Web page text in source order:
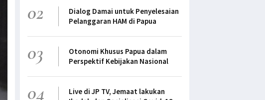
02
Dialog Damai untuk Penyelesaian
Pelanggaran HAM di Papua
03
Otonomi Khusus Papua dalam
Perspektif Kebijakan Nasional
04
Live di JP TV, Jemaat lakukan